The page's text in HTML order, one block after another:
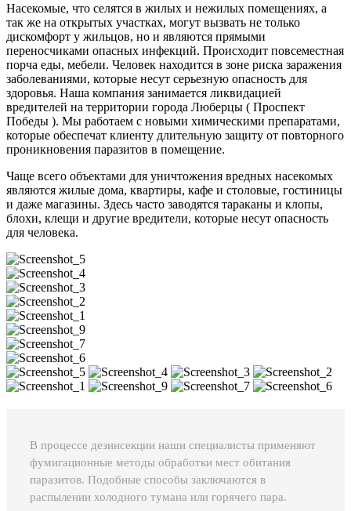
Насекомые, что селятся в жилых и нежилых помещениях, а
так же на открытых участках, могут вызвать не только
дискомфорт у жильцов, но и являются прямыми
переносчиками опасных инфекций. Происходит повсеместная
порча еды, мебели. Человек находится в зоне риска заражения
заболеваниями, которые несут серьезную опасность для
здоровья. Наша компания занимается ликвидацией
вредителей на территории города Люберцы ( Проспект
Победы ). Мы работаем с новыми химическими препаратами,
которые обеспечат клиенту длительную защиту от повторного
проникновения паразитов в помещение.
Чаще всего объектами для уничтожения вредных насекомых
являются жилые дома, квартиры, кафе и столовые, гостиницы
и даже магазины. Здесь часто заводятся тараканы и клопы,
блохи, клещи и другие вредители, которые несут опасность
для человека.
В процессе дезинсекции наши специалисты применяют
фумигационные методы обработки мест обитания
паразитов. Подобные способы заключаются в
распылении холодного тумана или горячего пара.